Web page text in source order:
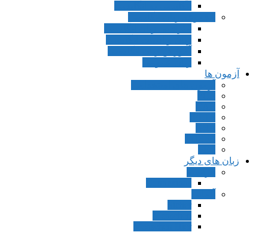
انگلیسی به انگلیسی
مجموعه زبان انگلیسی
مترجمی زبان انگلیسی
زبان و ادبیات انگلیسی
آموزش زبان انگلیسی
زبان عمومی
آزمون ها
آزمون های استخدامی
FCE
CAE
IELTS
GRE
TOEFL
PET
زبان های دیگر
فرانسه
Connexions
آلمانی
Sicher
Menschen
Menschen Hier